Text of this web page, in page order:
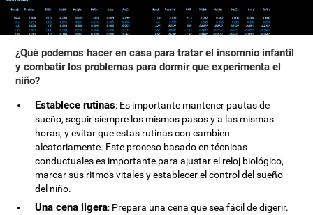
¿Qué podemos hacer en casa para tratar el insomnio infantil
y combatir los problemas para dormir que experimenta el
niño?
Establece rutinas: Es importante mantener pautas de
sueño, seguir siempre los mismos pasos y a las mismas
horas, y evitar que estas rutinas con cambien
aleatoriamente. Este proceso basado en técnicas
conductuales es importante para ajustar el reloj biológico,
marcar sus ritmos vitales y establecer el control del sueño
del niño.
Una cena ligera: Prepara una cena que sea fácil de digerir.